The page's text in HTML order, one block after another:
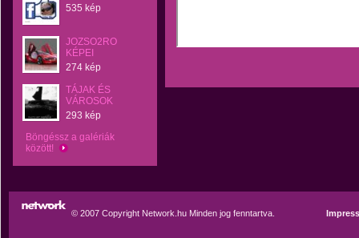
535 kép
JOZSO2RO
KÉPEI
274 kép
TÁJAK ÉS
VÁROSOK
293 kép
Böngéssz a galériák
között!
© 2007 Copyright Network.hu Minden jog fenntartva.